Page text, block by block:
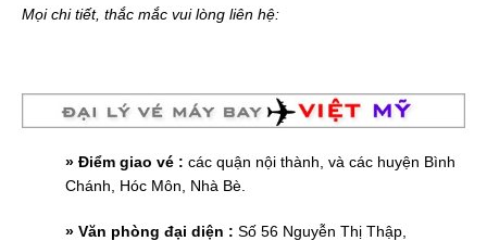
Mọi chi tiết, thắc mắc vui lòng liên hệ:
» Điểm giao vé : các quận nội thành, và các huyện Bình
Chánh, Hóc Môn, Nhà Bè.
» Văn phòng đại diện : Số 56 Nguyễn Thị Thập,